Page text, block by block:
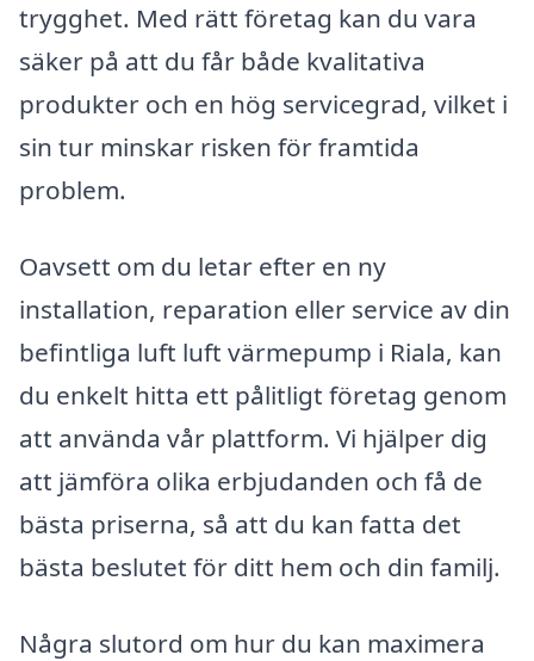
trygghet. Med rätt företag kan du vara
säker på att du får både kvalitativa
produkter och en hög servicegrad, vilket i
sin tur minskar risken för framtida
problem.
Oavsett om du letar efter en ny
installation, reparation eller service av din
befintliga luft luft värmepump i Riala, kan
du enkelt hitta ett pålitligt företag genom
att använda vår plattform. Vi hjälper dig
att jämföra olika erbjudanden och få de
bästa priserna, så att du kan fatta det
bästa beslutet för ditt hem och din familj.
Några slutord om hur du kan maximera